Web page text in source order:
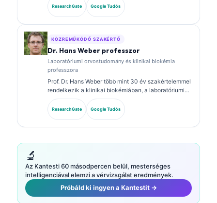
Klinikai kémiai szakterületi képesítésekkel
rendelkezik, és kiterjedten publikált biomarker-
ResearchGate Google Tudós
KÖZREMŰKÖDŐ SZAKÉRTŐ
Dr. Hans Weber professzor
Laboratóriumi orvostudomány és klinikai biokémia
professzora
Prof. Dr. Hans Weber több mint 30 év szakértelemmel
rendelkezik a klinikai biokémiában, a laboratóriumi
orvostudományban és a biomarker-kutatásban. A
Német Klinikai Kémiai Társaság korábbi elnöke, és a
diagnosztikai panel-elemzésre, a biomarkerek
specializálódott.
ResearchGate Google Tudós
🔬
Az Kantesti 60 másodpercen belül, mesterséges
intelligenciával elemzi a vérvizsgálat eredmények.
Próbáld ki ingyen a Kantestit →